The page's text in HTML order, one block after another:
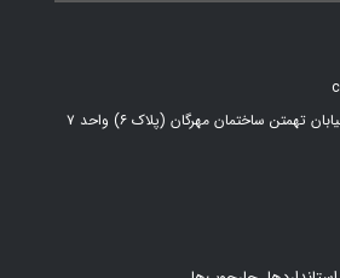
ساختمان مهرگان (پلاک ۶)‌ واحد ۷